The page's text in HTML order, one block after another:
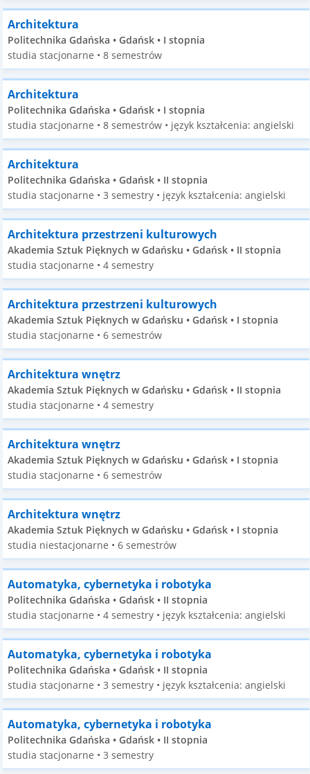
Architektura
Politechnika Gdańska • Gdańsk • I stopnia
studia stacjonarne • 8 semestrów
Architektura
Politechnika Gdańska • Gdańsk • I stopnia
studia stacjonarne • 8 semestrów • język kształcenia: angielski
Architektura
Politechnika Gdańska • Gdańsk • II stopnia
studia stacjonarne • 3 semestry • język kształcenia: angielski
Architektura przestrzeni kulturowych
Akademia Sztuk Pięknych w Gdańsku • Gdańsk • II stopnia
studia stacjonarne • 4 semestry
Architektura przestrzeni kulturowych
Akademia Sztuk Pięknych w Gdańsku • Gdańsk • I stopnia
studia stacjonarne • 6 semestrów
Architektura wnętrz
Akademia Sztuk Pięknych w Gdańsku • Gdańsk • II stopnia
studia stacjonarne • 4 semestry
Architektura wnętrz
Akademia Sztuk Pięknych w Gdańsku • Gdańsk • I stopnia
studia stacjonarne • 6 semestrów
Architektura wnętrz
Akademia Sztuk Pięknych w Gdańsku • Gdańsk • I stopnia
studia niestacjonarne • 6 semestrów
Automatyka, cybernetyka i robotyka
Politechnika Gdańska • Gdańsk • II stopnia
studia stacjonarne • 4 semestry • język kształcenia: angielski
Automatyka, cybernetyka i robotyka
Politechnika Gdańska • Gdańsk • II stopnia
studia stacjonarne • 3 semestry • język kształcenia: angielski
Automatyka, cybernetyka i robotyka
Politechnika Gdańska • Gdańsk • II stopnia
studia stacjonarne • 3 semestry